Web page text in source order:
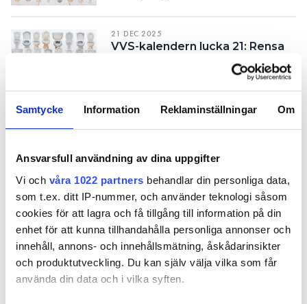
Samtycke Information Reklaminställningar Om
Ansvarsfull användning av dina uppgifter
Vi och våra 1022 partners behandlar din personliga data,
som t.ex. ditt IP-nummer, och använder teknologi såsom
cookies för att lagra och få tillgång till information på din
enhet för att kunna tillhandahålla personliga annonser och
innehåll, annons- och innehållsmätning, åskådarinsikter
och produktutveckling. Du kan själv välja vilka som får
använda din data och i vilka syften.
Information om GDPR
Search for: 21 DEC 2025
VVS-kalendern lucka 21: Rensa
20 DEC 2025
VVS-kalendern lucka 20: Funkar
19 DEC 2025
VVS-kalendern lucka 19: Verkar
ju haft pressmaskin och
bockverktyg
18 DEC 2025
VVS-kalendern lucka 18: Hmm …